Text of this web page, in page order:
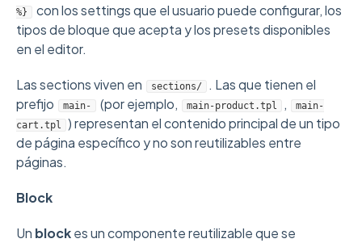
%}
con los settings que el usuario puede configurar, los
tipos de bloque que acepta y los presets disponibles
en el editor.
Las sections viven en sections/
. Las que tienen el
prefijo
main- (por ejemplo, main-product.tpl ,
main-
cart.tpl
) representan el contenido principal de un tipo
de página específico y no son reutilizables entre
páginas.
Block
Un blockes un componente reutilizable que se